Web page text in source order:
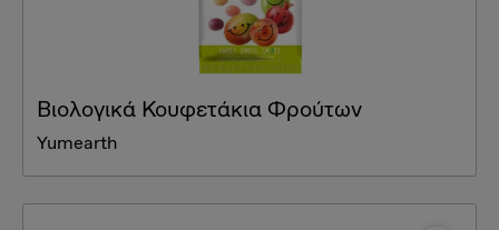
Βιολογικά Κουφετάκια Φρούτων
Yumearth